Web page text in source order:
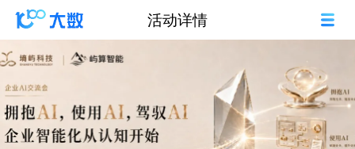
活动详情